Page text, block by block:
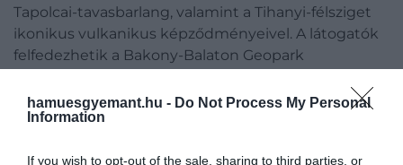
hamuesgyemant.hu - Do Not Process My Personal
Information
If you wish to opt-out of the sale, sharing to third parties, or
Tapolcai-tavasbarlang, valamint a Tihanyi-félsziget
ikonikus vulkanikus képződményeivel. A látogatók
felfedezhetik a Bakony-Balaton Geopark
Hegyestűt, a Badacsony meredek szikláit, a Salföldi
Major hagyományőrző világát és a Kápolnapusztai